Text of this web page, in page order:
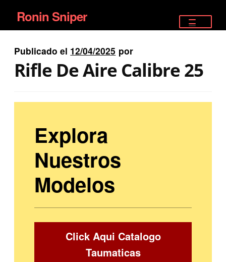
Ir
a
la
navegación
Ir
al
contenido
Ronin Sniper
EQUIPAMIENTO ÉLITE
SATELITALES
Publicado el 12/04/2025 por
Rifle De Aire Calibre 25
Explora
Nuestros
Modelos
Click Aqui Catalogo
Taumaticas